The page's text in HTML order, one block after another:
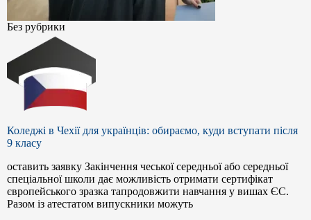
Без рубрики
Коледжі в Чехії для українців: обираємо, куди вступати після
9 класу
оставить заявку Закінчення чеської середньої або середньої
спеціальної школи дає можливість отримати сертифікат
європейського зразка тапродовжити навчання у вишах ЄС.
Разом із атестатом випускники можуть